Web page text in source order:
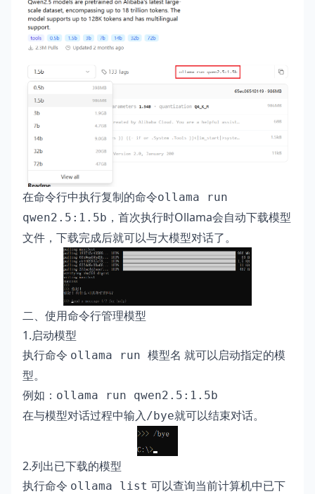
在命令行中执行复制的命令ollama run
qwen2.5:1.5b ，首次执行时Ollama会自动下载模型
文件，下载完成后就可以与大模型对话了。
二、使用命令行管理模型
1.启动模型
执行命令 ollama run 模型名 就可以启动指定的模
型。
例如： ollama run qwen2.5:1.5b
在与模型对话过程中输入 /bye就可以结束对话。
2.列出已下载的模型
执行命令 ollama list 可以查询当前计算机中已下